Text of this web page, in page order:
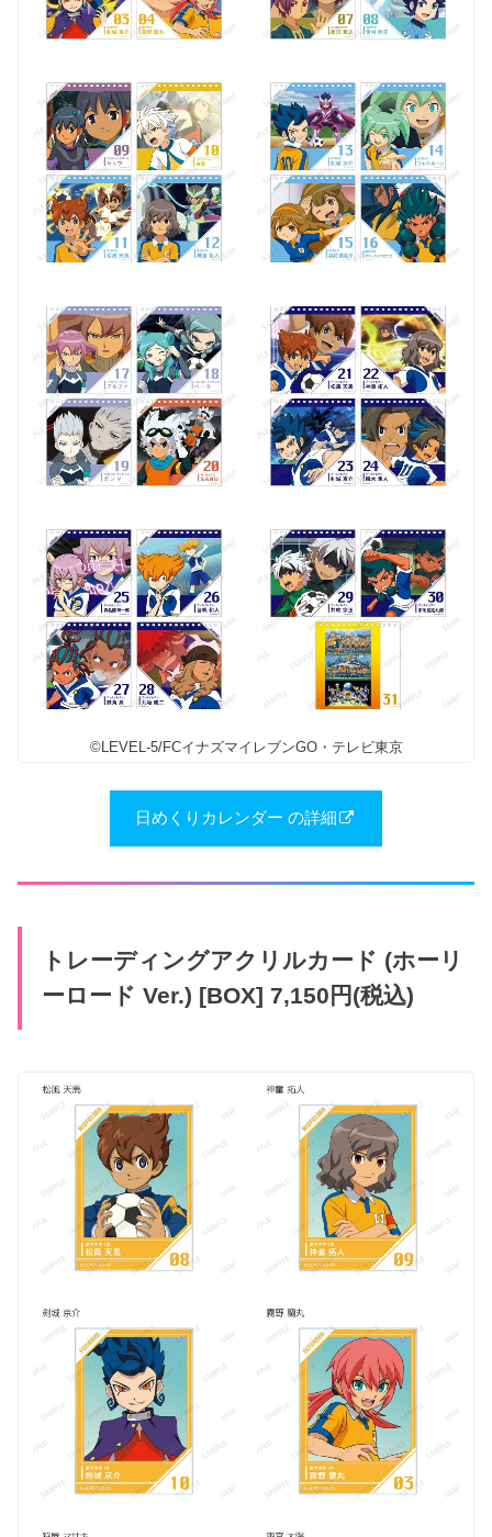
©LEVEL-5/FCイナズマイレブンGO・テレビ東京
日めくりカレンダー の詳細
トレーディングアクリルカード (ホーリ
ーロード Ver.) [BOX] 7,150円(税込)